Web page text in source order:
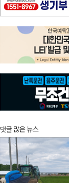
댓글 많은 뉴스